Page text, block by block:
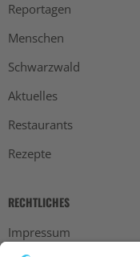
Reportagen
Menschen
Schwarzwald
Aktuelles
Restaurants
Rezepte
RECHTLICHES
Impressum